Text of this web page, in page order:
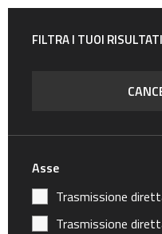
FILTRA I TUOI RISULTATI
Asse
Trasmissione
Trasmissione